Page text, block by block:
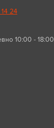
24
10:00 - 18:00